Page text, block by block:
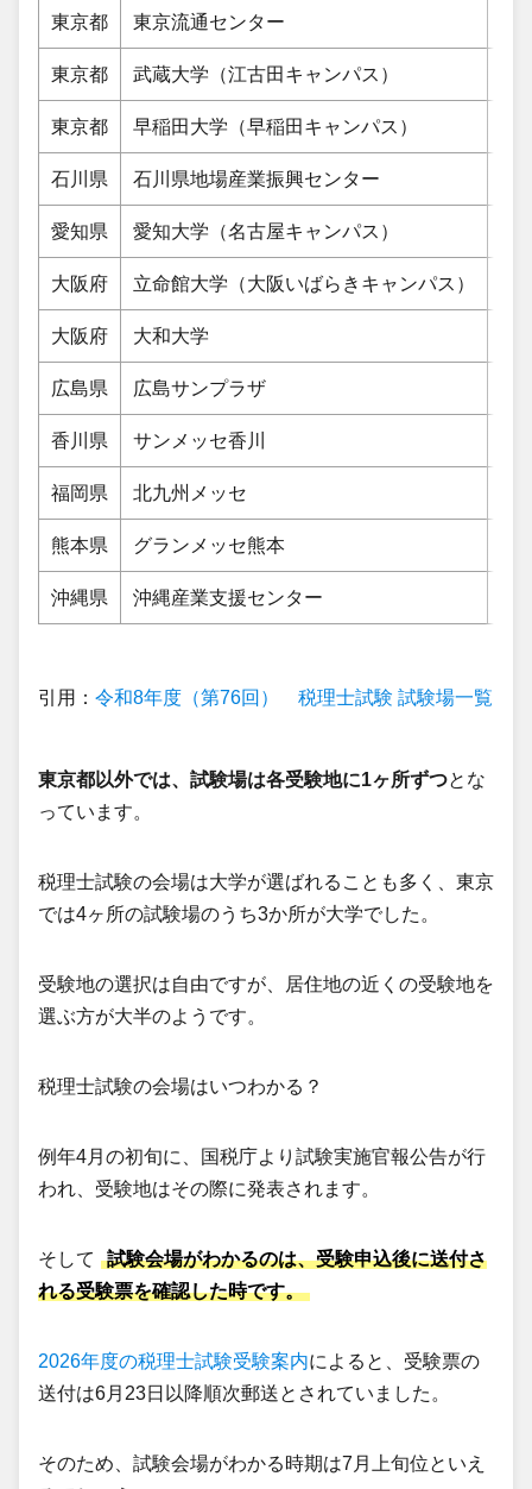
東京都 東京流通センター
東京都 武蔵大学（江古田キャンパス）
東京都 早稲田大学（早稲田キャンパス）
石川県 石川県地場産業振興センター
愛知県 愛知大学（名古屋キャンパス）
大阪府 立命館大学（大阪いばらきキャンパス）
大阪府 大和大学
広島県 広島サンプラザ
香川県 サンメッセ香川
福岡県 北九州メッセ
熊本県 グランメッセ熊本
沖縄県 沖縄産業支援センター
引用： 令和8年度（第76回） 税理士試験 試験場一覧｜
東京都以外では、試験場は各受験地に1ヶ所ずつとな
っています。
税理士試験の会場は大学が選ばれることも多く、東京
では4ヶ所の試験場のうち3か所が大学でした。
受験地の選択は自由ですが、居住地の近くの受験地を
選ぶ方が大半のようです。
税理士試験の会場はいつわかる？
例年4月の初旬に、国税庁より試験実施官報公告が行
われ、受験地はその際に発表されます。
そして
試験会場がわかるのは、受験申込後に送付さ
れる受験票を確認した時です。
2026年度の税理士試験受験案内によると、受験票の
送付は6月23日以降順次郵送とされていました。
そのため、試験会場がわかる時期は7月上旬位といえ